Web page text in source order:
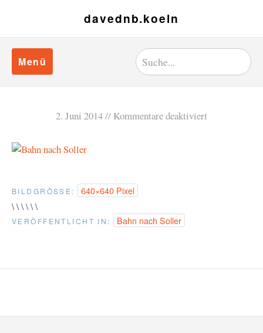
davednb.koeln
Menü
2. Juni 2014 Kommentare deaktiviert
BILDGRÖSSE:
640×640 Pixel
\ \ \ \ \ \
VERÖFFENTLICHT IN: Bahn nach Soller